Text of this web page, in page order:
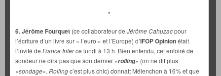
*
6. Jérôme Fourquet (ce collaborateur de Jérôme Cahuzacpour
l’écriture d’un livre sur « l’euro » et l’Europe) d’IFOP Opinionétait
l’invité de France Interce lundi à 13 h. Bien entendu, cet enfoiré de
sondeur ne dira pas que son dernier «rolling» (on ne dit plus
«sondage». Rollingc’est plus chic) donnait Mélenchon à 16% et que